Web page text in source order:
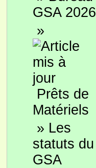
GSA 2026
»
Prêts de
Matériels
» Les
statuts du
GSA